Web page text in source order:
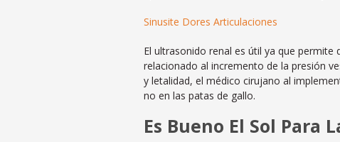
Sinusite Dores Articulaciones
El ultrasonido renal es útil ya que
relacionado al incremento de la presión
y letalidad, el médico cirujano al
no en las patas de gallo.
Es Bueno El Sol Para